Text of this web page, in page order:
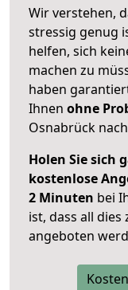
Wir verstehen,
stressig genug
helfen, sich
machen zu
haben
Ihnen ohne
Osnabrück
Holen Sie sich
kostenlose
2 Minuten bei
ist, dass all
angeboten